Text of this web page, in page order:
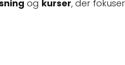
og kurser, der